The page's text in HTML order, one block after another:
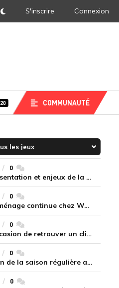
DarkMode
S'inscrire Connexion
20 COMMUNAUTÉ
0commentaires
LEC Summer Split 2026 : présentation et enjeux de la troisième semaine de compétition
0commentaires
Mercato LoL LPL : le grand ménage continue chez Weibo Gaming, Jiejie quitte le navire au profit de Xiaohao
0commentaires
« Ce succès nous donne l'occasion de retrouver un climat beaucoup plus positif » Ryu et Canyon soulagés après la victoire de Gen.G sur HLE
0commentaires
LFL Summer Split 2026 : bilan de la saison régulière avec Solary en tête
0commentaires